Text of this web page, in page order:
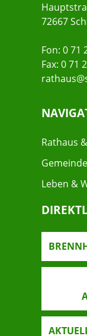
72667
Fon: 0 71
Fax: 0 71
Rathaus
Leben &